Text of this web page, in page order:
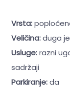
Vrsta:
Veličina:duga
Usluge:razni
sadržaji
Parkiranje:da